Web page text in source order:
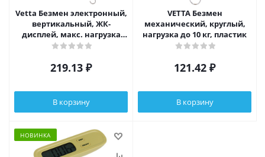
Vetta Безмен электронный,
вертикальный, ЖК-
дисплей, макс. нагрузка
50кг, 2xААА, 3 цвета
219.13 ₽
В корзину
VETTA Безмен
механический, круглый,
нагрузка до 10 кг, пластик
121.42 ₽
В корзину
НОВИНКА